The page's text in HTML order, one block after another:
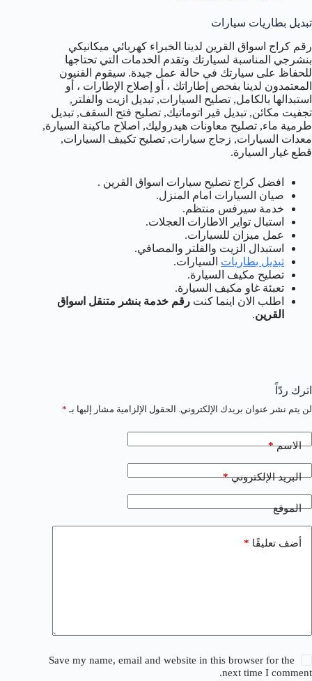
تبديل بطاريات سيارات
رقم كراج اسواق القرين لدينا الخبراء كهربائي ميكانيكي
بنشرجي المناسبة لسيارتك وتقدم الخدمات التي تحتاجها
للحفاظ على سيارتك في حالة عمل جيدة. سيقوم الفنيون
المعتمدون لدينا بفحص إطاراتك ، أو إصلاح الإطارات ، أو
استبدالها بالكامل, تصليح السيارات, تبديل ازيت والفلتر,
تجفيت مكائن, تبديل قير اتوماتيك, تصليح فتح السقف, تبديل
طرمية ماء, تصليح معاونات هيدروليك, اصلاح ماكينة السيارة,
معدات السيارات, زجاج سيارات, تصليح تكييف السيارات,
قطع غيار السيارة.
افضل كراج تصليح سيارات اسواق القرين .
صيان السيارات امام المنزل.
خدمة سيرفس منتظم.
استبال تواير الاطارات العجلات.
عمل ميزان للسيارات.
استبدال الزيت والفلتر والمصافي.
تبديل بطاريات السيارات.
تصليح مكيف السيارة.
تعبئة غاو مكيف السيارة.
اطلب الان اينما كنت رقم خدمة بنشر متنقل اسواق
القرين.
اترك ردّاً
لن يتم نشر عنوان بريدك الإلكتروني. الحقول الإلزامية مشار إليها بـ *
الاسم*
البريد الإلكتروني*
الموقع
أضف تعليقًا *
Save my name, email and website in this browser for the
next time I comment.